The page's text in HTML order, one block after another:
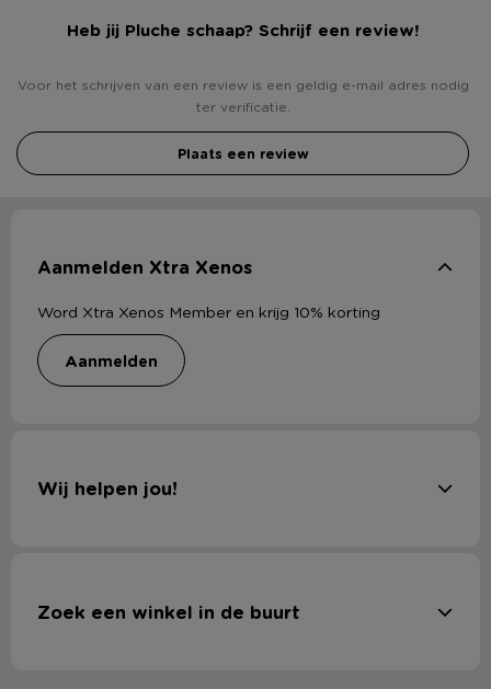
Heb jij Pluche schaap? Schrijf een review!
Voor het schrijven van een review is een geldig e-mail adres nodig
ter verificatie.
Plaats een review
Aanmelden Xtra Xenos
Word Xtra Xenos Member en krijg 10% korting
aanmelden
Wij helpen jou!
Zoek een winkel in de buurt